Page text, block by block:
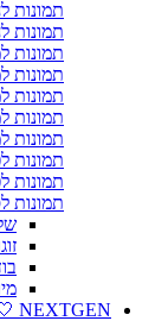
תמונות
תמונות
תמונות
תמונות
תמונות
תמונות
תמונות
תמונות
תמונות
תמונות
NEXTGEN 🤍